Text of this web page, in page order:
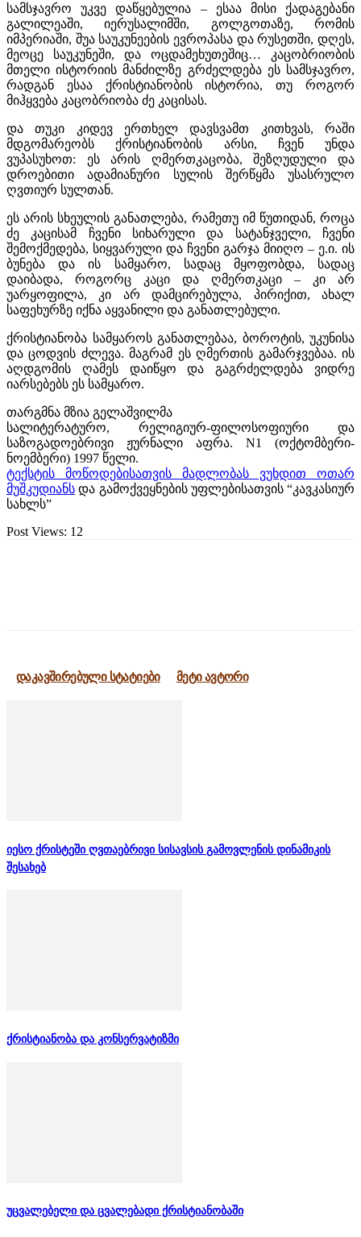
სამსჯავრო უკვე დაწყებულია – ესაა მისი ქადაგებანი
გალილეაში, იერუსალიმში, გოლგოთაზე, რომის
იმპერიაში, შუა საუკუნეების ევროპასა და რუსეთში, დღეს,
მეოცე საუკუნეში, და ოცდამეხუთეშიც… კაცობრიობის
მთელი ისტორიის მანძილზე გრძელდება ეს სამსჯავრო,
რადგან ესაა ქრისტიანობის ისტორია, თუ როგორ
მიჰყვება კაცობრიობა ძე კაცისას.
და თუკი კიდევ ერთხელ დავსვამთ კითხვას, რაში
მდგომარეობს ქრისტიანობის არსი, ჩვენ უნდა
ვუპასუხოთ: ეს არის ღმერთკაცობა, შეზღუდული და
დროებითი ადამიანური სულის შერწყმა უსასრულო
ღვთიურ სულთან.
ეს არის სხეულის განათლება, რამეთუ იმ წუთიდან, როცა
ძე კაცისამ ჩვენი სიხარული და სატანჯველი, ჩვენი
შემოქმედება, სიყვარული და ჩვენი გარჯა მიიღო – ე.ი. ის
ბუნება და ის სამყარო, სადაც მყოფობდა, სადაც
დაიბადა, როგორც კაცი და ღმერთკაცი – კი არ
უარყოფილა, კი არ დამცირებულა, პირიქით, ახალ
საფეხურზე იქნა აყვანილი და განათლებული.
ქრისტიანობა სამყაროს განათლებაა, ბოროტის, უკუნისა
და ცოდვის ძლევა. მაგრამ ეს ღმერთის გამარჯვებაა. ის
აღდგომის ღამეს დაიწყო და გაგრძელდება ვიდრე
იარსებებს ეს სამყარო.
თარგმნა მზია გელაშვილმა
სალიტერატურო, რელიგიურ-ფილოსოფიური და
საზოგადოებრივი ჟურნალი აფრა. N1 (ოქტომბერი-
ნოემბერი) 1997 წელი.
ტექსტის მოწოდებისათვის მადლობას ვუხდით ოთარ
მუშკუდიანს და გამოქვეყნების უფლებისათვის “კავკასიურ
სახლს”
Post Views: 12
დაკავშირებული სტატიები მეტი ავტორი
იესო ქრისტეში ღვთაებრივი სისავსის გამოვლენის დინამიკის
შესახებ
ქრისტიანობა და კონსერვატიზმი
უცვალებელი და ცვალებადი ქრისტიანობაში